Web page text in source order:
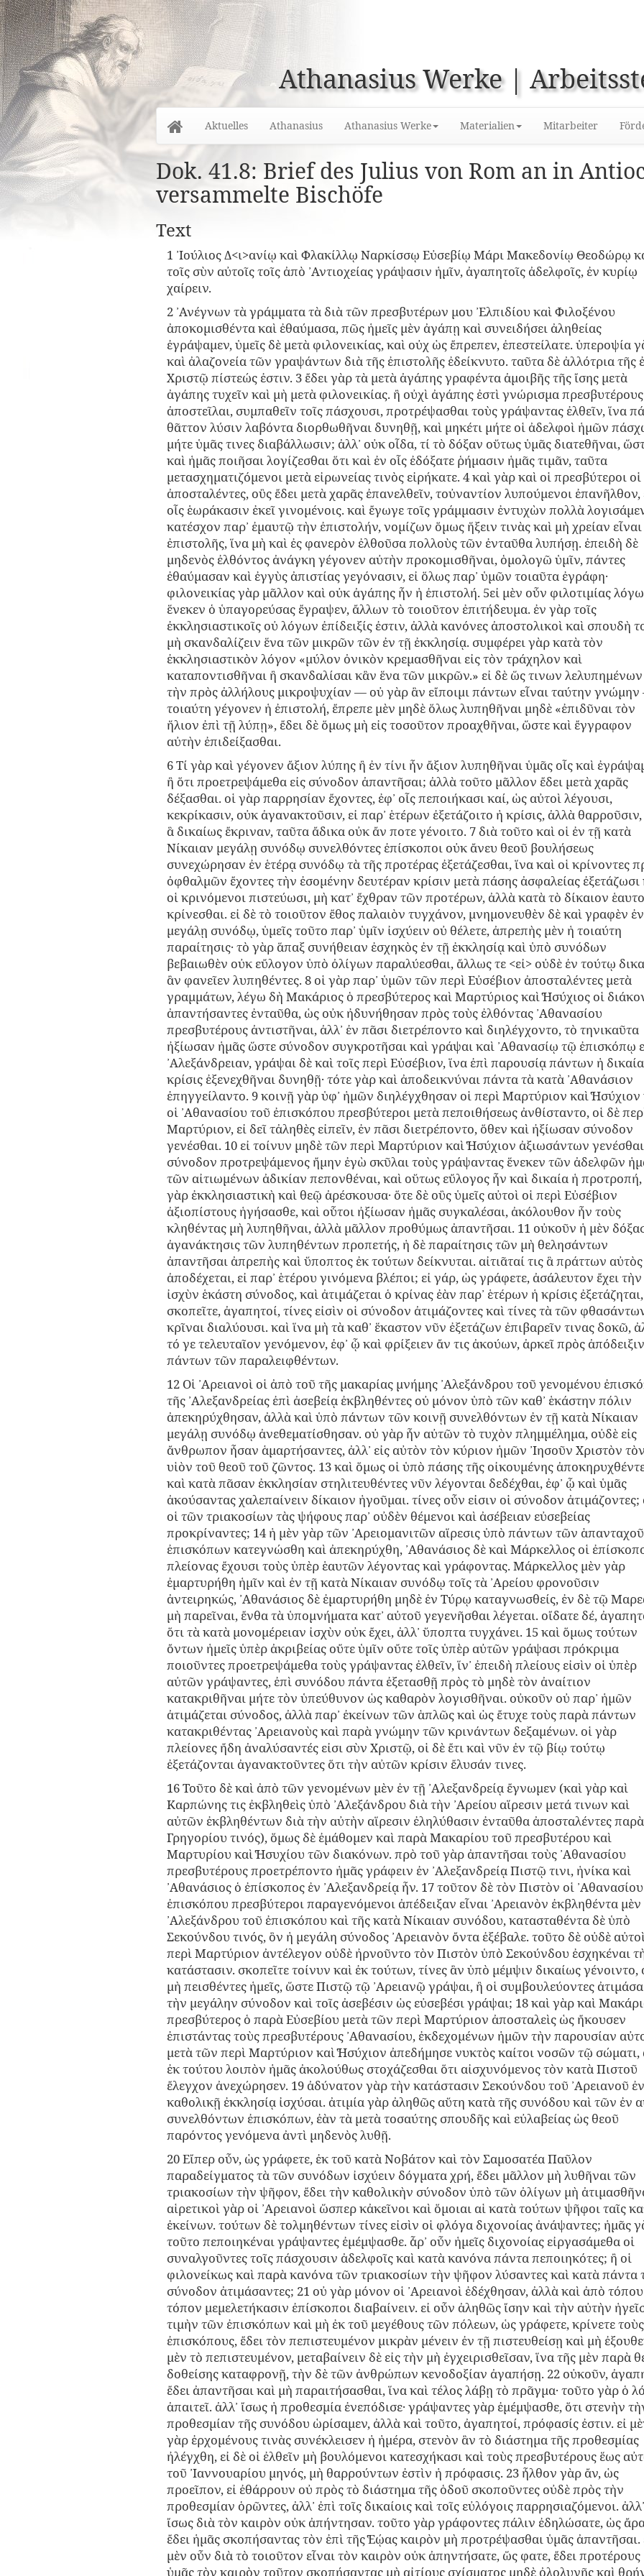
Athanasius Werke |
HomeAktuelles Athanasius Athanasius Werke Materialien Mitarbeiter
Dok. 41.8: Brief des Julius von Rom an in
versammelte Bischöfe
Text
1 ᾿Ιούλιος Δ<ι>ανίῳ καὶ Φλακίλλῳ Ναρκίσσῳ Εὐσεβίῳ Μάρι Μακεδονίῳ Θεοδώρῳ
τοῖς σὺν αὐτοῖς τοῖς ἀπὸ ᾿Αντιοχείας γράψασιν ἡμῖν, ἀγαπητοῖς ἀδελφοῖς, ἐν κυρίῳ
χαίρειν.
2 ᾿Ανέγνων τὰ γράμματα τὰ διὰ τῶν πρεσβυτέρων μου ᾿Ελπιδίου καὶ Φιλοξένου
ἀποκομισθέντα καὶ ἐθαύμασα, πῶς ἡμεῖς μὲν ἀγάπῃ καὶ συνειδήσει ἀληθείας
ἐγράψαμεν, ὑμεῖς δὲ μετὰ φιλονεικίας, καὶ οὐχ ὡς ἔπρεπεν, ἐπεστείλατε. ὑπεροψία
καὶ ἀλαζονεία τῶν γραψάντων διὰ τῆς ἐπιστολῆς ἐδείκνυτο. ταῦτα δὲ ἀλλότρια τῆς
Χριστῷ πίστεώς ἐστιν. 3 ἔδει γὰρ τὰ μετὰ ἀγάπης γραφέντα ἀμοιβῆς τῆς ἴσης μετὰ
ἀγάπης τυχεῖν καὶ μὴ μετὰ φιλονεικίας. ἢ οὐχὶ ἀγάπης ἐστὶ γνώρισμα πρεσβυτέρους
ἀποστεῖλαι, συμπαθεῖν τοῖς πάσχουσι, προτρέψασθαι τοὺς γράψαντας ἐλθεῖν, ἵνα
θᾶττον λύσιν λαβόντα διορθωθῆναι δυνηθῇ, καὶ μηκέτι μήτε οἱ ἀδελφοὶ ἡμῶν
μήτε ὑμᾶς τινες διαβάλλωσιν; ἀλλ᾽ οὐκ οἶδα, τί τὸ δόξαν οὕτως ὑμᾶς διατεθῆναι,
καὶ ἡμᾶς ποιῆσαι λογίζεσθαι ὅτι καὶ ἐν οἷς ἐδόξατε ῥήμασιν ἡμᾶς τιμᾶν, ταῦτα
μετασχηματιζόμενοι μετὰ εἰρωνείας τινὸς εἰρήκατε. 4 καὶ γὰρ καὶ οἱ πρεσβύτεροι οἱ
ἀποσταλέντες, οὓς ἔδει μετὰ χαρᾶς ἐπανελθεῖν, τοὐναντίον λυπούμενοι ἐπανῆλθον,
οἷς ἑωράκασιν ἐκεῖ γινομένοις. καὶ ἔγωγε τοῖς γράμμασιν ἐντυχὼν πολλὰ
κατέσχον παρ᾽ ἐμαυτῷ τὴν ἐπιστολήν, νομίζων ὅμως ἥξειν τινὰς καὶ μὴ χρείαν εἶναι
ἐπιστολῆς, ἵνα μὴ καὶ ἐς φανερὸν ἐλθοῦσα πολλοὺς τῶν ἐνταῦθα λυπήσῃ. ἐπειδὴ δὲ
μηδενὸς ἐλθόντος ἀνάγκη γέγονεν αὐτὴν προκομισθῆναι, ὁμολογῶ ὑμῖν, πάντες
ἐθαύμασαν καὶ ἐγγὺς ἀπιστίας γεγόνασιν, εἰ ὅλως παρ᾿ ὑμῶν τοιαῦτα ἐγράφη·
φιλονεικίας γὰρ μᾶλλον καὶ οὐκ ἀγάπης ἦν ἡ ἐπιστολή. 5εἰ μὲν οὖν φιλοτιμίας
ἕνεκεν ὁ ὑπαγορεύσας ἔγραψεν, ἄλλων τὸ τοιοῦτον ἐπιτήδευμα. ἐν γὰρ τοῖς
ἐκκλησιαστικοῖς οὐ λόγων ἐπίδειξίς ἐστιν, ἀλλὰ κανόνες ἀποστολικοὶ καὶ σπουδὴ
μὴ σκανδαλίζειν ἕνα τῶν μικρῶν τῶν ἐν τῇ ἐκκλησίᾳ. συμφέρει γὰρ κατὰ τὸν
ἐκκλησιαστικὸν λόγον «μύλον ὀνικὸν κρεμασθῆναι εἰς τὸν τράχηλον καὶ
καταποντισθῆναι ἢ σκανδαλίσαι κἂν ἕνα τῶν μικρῶν.» εἰ δὲ ὥς τινων λελυπημένων
τὴν πρὸς ἀλλήλους μικροψυχίαν ― οὐ γὰρ ἂν εἴποιμι πάντων εἶναι ταύτην
τοιαύτη γέγονεν ἡ ἐπιστολή, ἔπρεπε μὲν μηδὲ ὅλως λυπηθῆναι μηδὲ «ἐπιδῦναι τὸν
ἥλιον ἐπὶ τῇ λύπῃ», ἔδει δὲ ὅμως μὴ εἰς τοσοῦτον προαχθῆναι, ὥστε καὶ ἔγγραφον
αὐτὴν ἐπιδείξασθαι.
6 Τί γὰρ καὶ γέγονεν ἄξιον λύπης ἢ ἐν τίνι ἦν ἄξιον λυπηθῆναι ὑμᾶς οἷς καὶ
ἢ ὅτι προετρεψάμεθα εἰς σύνοδον ἀπαντῆσαι; ἀλλὰ τοῦτο μᾶλλον ἔδει μετὰ χαρᾶς
δέξασθαι. οἱ γὰρ παρρησίαν ἔχοντες, ἐφ᾽ οἷς πεποιήκασι καί, ὡς αὐτοὶ λέγουσι,
κεκρίκασιν, οὐκ ἀγανακτοῦσιν, εἰ παρ᾽ ἑτέρων ἐξετάζοιτο ἡ κρίσις, ἀλλὰ θαρροῦσιν,
ἃ δικαίως ἔκριναν, ταῦτα ἄδικα οὐκ ἄν ποτε γένοιτο. 7 διὰ τοῦτο καὶ οἱ ἐν τῇ κατὰ
Νίκαιαν μεγάλῃ συνόδῳ συνελθόντες ἐπίσκοποι οὐκ ἄνευ θεοῦ βουλήσεως
συνεχώρησαν ἐν ἑτέρᾳ συνόδῳ τὰ τῆς προτέρας ἐξετάζεσθαι, ἵνα καὶ οἱ κρίνοντες
ὀφθαλμῶν ἔχοντες τὴν ἐσομένην δευτέραν κρίσιν μετὰ πάσης ἀσφαλείας ἐξετάζωσι
οἱ κρινόμενοι πιστεύωσι, μὴ κατ᾽ ἔχθραν τῶν προτέρων, ἀλλὰ κατὰ τὸ δίκαιον
κρίνεσθαι. εἰ δὲ τὸ τοιοῦτον ἔθος παλαιὸν τυγχάνον, μνημονευθὲν δὲ καὶ γραφὲν
μεγάλῃ συνόδῳ, ὑμεῖς τοῦτο παρ᾽ ὑμῖν ἰσχύειν οὐ θέλετε, ἀπρεπὴς μὲν ἡ τοιαύτη
παραίτησις· τὸ γὰρ ἅπαξ συνήθειαν ἐσχηκὸς ἐν τῇ ἐκκλησίᾳ καὶ ὑπὸ συνόδων
βεβαιωθὲν οὐκ εὔλογον ὑπὸ ὀλίγων παραλύεσθαι, ἄλλως τε <εἰ> οὐδὲ ἐν τούτῳ
ἂν φανεῖεν λυπηθέντες. 8 οἱ γὰρ παρ᾿ ὑμῶν τῶν περὶ Εὐσέβιον ἀποσταλέντες μετὰ
γραμμάτων, λέγω δὴ Μακάριος ὁ πρεσβύτερος καὶ Μαρτύριος καὶ ̔Ησύχιος οἱ
ἀπαντήσαντες ἐνταῦθα, ὡς οὐκ ἠδυνήθησαν πρὸς τοὺς ἐλθόντας ᾿Αθανασίου
πρεσβυτέρους ἀντιστῆναι, ἀλλ᾽ ἐν πᾶσι διετρέποντο καὶ διηλέγχοντο, τὸ τηνικαῦτα
ἠξίωσαν ἡμᾶς ὥστε σύνοδον συγκροτῆσαι καὶ γράψαι καὶ ᾿Αθανασίῳ τῷ ἐπισκόπῳ
᾿Αλεξάνδρειαν, γράψαι δὲ καὶ τοῖς περὶ Εὐσέβιον, ἵνα ἐπὶ παρουσίᾳ πάντων ἡ δικαία
κρίσις ἐξενεχθῆναι δυνηθῇ· τότε γὰρ καὶ ἀποδεικνύναι πάντα τὰ κατὰ ᾿Αθανάσιον
ἐπηγγείλαντο. 9 κοινῇ γὰρ ὑφ᾽ ἡμῶν διηλέγχθησαν οἱ περὶ Μαρτύριον καὶ ̔Ησύχιον
οἱ ᾿Αθανασίου τοῦ ἐπισκόπου πρεσβύτεροι μετὰ πεποιθήσεως ἀνθίσταντο, οἱ δὲ
Μαρτύριον, εἰ δεῖ τἀληθὲς εἰπεῖν, ἐν πᾶσι διετρέποντο, ὅθεν καὶ ἠξίωσαν σύνοδον
γενέσθαι. 10 εἰ τοίνυν μηδὲ τῶν περὶ Μαρτύριον καὶ ̔Ησύχιον ἀξιωσάντων γενέσθαι
σύνοδον προτρεψάμενος ἤμην ἐγὼ σκῦλαι τοὺς γράψαντας ἕνεκεν τῶν ἀδελφῶν
τῶν αἰτιωμένων ἀδικίαν πεπονθέναι, καὶ οὕτως εὔλογος ἦν καὶ δικαία ἡ προτροπή,
γὰρ ἐκκλησιαστικὴ καὶ θεῷ ἀρέσκουσα· ὅτε δὲ οὓς ὑμεῖς αὐτοὶ οἱ περὶ Εὐσέβιον
ἀξιοπίστους ἡγήσασθε, καὶ οὗτοι ἠξίωσαν ἡμᾶς συγκαλέσαι, ἀκόλουθον ἦν τοὺς
κληθέντας μὴ λυπηθῆναι, ἀλλὰ μᾶλλον προθύμως ἀπαντῆσαι. 11 οὐκοῦν ἡ μὲν
ἀγανάκτησις τῶν λυπηθέντων προπετής, ἡ δὲ παραίτησις τῶν μὴ θελησάντων
ἀπαντῆσαι ἀπρεπὴς καὶ ὕποπτος ἐκ τούτων δείκνυται. αἰτιᾶταί τις ἃ πράττων αὐτὸς
ἀποδέχεται, εἰ παρ᾽ ἑτέρου γινόμενα βλέποι; εἰ γάρ, ὡς γράφετε, ἀσάλευτον ἔχει τὴν
ἰσχὺν ἑκάστη σύνοδος, καὶ ἀτιμάζεται ὁ κρίνας ἐὰν παρ᾽ ἑτέρων ἡ κρίσις ἐξετάζηται,
σκοπεῖτε, ἀγαπητοί, τίνες εἰσὶν οἱ σύνοδον ἀτιμάζοντες καὶ τίνες τὰ τῶν
κρῖναι διαλύουσι. καὶ ἵνα μὴ τὰ καθ᾽ ἕκαστον νῦν ἐξετάζων ἐπιβαρεῖν τινας δοκῶ,
τό γε τελευταῖον γενόμενον, ἐφ᾽ ᾧ καὶ φρίξειεν ἄν τις ἀκούων, ἀρκεῖ πρὸς ἀπόδειξιν
πάντων τῶν παραλειφθέντων.
12 Οἱ ᾿Αρειανοὶ οἱ ἀπὸ τοῦ τῆς μακαρίας μνήμης ᾿Αλεξάνδρου τοῦ γενομένου
τῆς ᾿Αλεξανδρείας ἐπὶ ἀσεβείᾳ ἐκβληθέντες οὐ μόνον ὑπὸ τῶν καθ᾽ ἑκάστην πόλιν
ἀπεκηρύχθησαν, ἀλλὰ καὶ ὑπὸ πάντων τῶν κοινῇ συνελθόντων ἐν τῇ κατὰ Νίκαιαν
μεγάλῃ συνόδῳ ἀνεθεματίσθησαν. οὐ γὰρ ἦν αὐτῶν τὸ τυχὸν πλημμέλημα, οὐδὲ εἰς
ἄνθρωπον ἦσαν ἁμαρτήσαντες, ἀλλ᾽ εἰς αὐτὸν τὸν κύριον ἡμῶν ᾿Ιησοῦν Χριστὸν τὸν
υἱὸν τοῦ θεοῦ τοῦ ζῶντος. 13 καὶ ὅμως οἱ ὑπὸ πάσης τῆς οἰκουμένης
καὶ κατὰ πᾶσαν ἐκκλησίαν στηλιτευθέντες νῦν λέγονται δεδέχθαι, ἐφ᾽ ᾧ καὶ ὑμᾶς
ἀκούσαντας χαλεπαίνειν δίκαιον ἡγοῦμαι. τίνες οὖν εἰσιν οἱ σύνοδον ἀτιμάζοντες;
οἱ τῶν τριακοσίων τὰς ψήφους παρ᾽ οὐδὲν θέμενοι καὶ ἀσέβειαν εὐσεβείας
προκρίναντες; 14 ἡ μὲν γὰρ τῶν ᾿Αρειομανιτῶν αἵρεσις ὑπὸ πάντων τῶν ἁπανταχοῦ
ἐπισκόπων κατεγνώσθη καὶ ἀπεκηρύχθη, ᾿Αθανάσιος δὲ καὶ Μάρκελλος οἱ
πλείονας ἔχουσι τοὺς ὑπὲρ ἑαυτῶν λέγοντας καὶ γράφοντας. Μάρκελλος μὲν γὰρ
ἐμαρτυρήθη ἡμῖν καὶ ἐν τῇ κατὰ Νίκαιαν συνόδῳ τοῖς τὰ ᾿Αρείου φρονοῦσιν
ἀντειρηκώς, ᾿Αθανάσιος δὲ ἐμαρτυρήθη μηδὲ ἐν Τύρῳ καταγνωσθείς, ἐν δὲ τῷ
μὴ παρεῖναι, ἔνθα τὰ ὑπομνήματα κατ᾽ αὐτοῦ γεγενῆσθαι λέγεται. οἴδατε δέ,
ὅτι τὰ κατὰ μονομέρειαν ἰσχὺν οὐκ ἔχει, ἀλλ᾽ ὕποπτα τυγχάνει. 15 καὶ ὅμως τούτων
ὄντων ἡμεῖς ὑπὲρ ἀκριβείας οὔτε ὑμῖν οὔτε τοῖς ὑπὲρ αὐτῶν γράψασι πρόκριμα
ποιοῦντες προετρεψάμεθα τοὺς γράψαντας ἐλθεῖν, ἵν᾽ ἐπειδὴ πλείους εἰσὶν οἱ ὑπὲρ
αὐτῶν γράψαντες, ἐπὶ συνόδου πάντα ἐξετασθῇ πρὸς τὸ μηδὲ τὸν ἀναίτιον
κατακριθῆναι μήτε τὸν ὑπεύθυνον ὡς καθαρὸν λογισθῆναι. οὐκοῦν οὐ παρ᾽ ἡμῶν
ἀτιμάζεται σύνοδος, ἀλλὰ παρ᾽ ἐκείνων τῶν ἁπλῶς καὶ ὡς ἔτυχε τοὺς παρὰ πάντων
κατακριθέντας ᾿Αρειανοὺς καὶ παρὰ γνώμην τῶν κρινάντων δεξαμένων. οἱ γὰρ
πλείονες ἤδη ἀναλύσαντές εἰσι σὺν Χριστῷ, οἱ δὲ ἔτι καὶ νῦν ἐν τῷ βίῳ τούτῳ
ἐξετάζονται ἀγανακτοῦντες ὅτι τὴν αὐτῶν κρίσιν ἔλυσάν τινες.
16 Τοῦτο δὲ καὶ ἀπὸ τῶν γενομένων μὲν ἐν τῇ ᾿Αλεξανδρείᾳ ἔγνωμεν (καὶ γὰρ καὶ
Καρπώνης τις ἐκβληθεὶς ὑπὸ ᾿Αλεξάνδρου διὰ τὴν ᾿Αρείου αἵρεσιν μετά τινων καὶ
αὐτῶν ἐκβληθέντων διὰ τὴν αὐτὴν αἵρεσιν ἐληλύθασιν ἐνταῦθα ἀποσταλέντες παρὰ
Γρηγορίου τινός), ὅμως δὲ ἐμάθομεν καὶ παρὰ Μακαρίου τοῦ πρεσβυτέρου καὶ
Μαρτυρίου καὶ ̔Ησυχίου τῶν διακόνων. πρὸ τοῦ γὰρ ἀπαντῆσαι τοὺς ᾿Αθανασίου
πρεσβυτέρους προετρέποντο ἡμᾶς γράφειν ἐν ᾿Αλεξανδρείᾳ Πιστῷ τινι, ἡνίκα καὶ
᾿Αθανάσιος ὁ ἐπίσκοπος ἐν ᾿Αλεξανδρείᾳ ἦν. 17 τοῦτον δὲ τὸν Πιστὸν οἱ
ἐπισκόπου πρεσβύτεροι παραγενόμενοι ἀπέδειξαν εἶναι ᾿Αρειανὸν ἐκβληθέντα
᾿Αλεξάνδρου τοῦ ἐπισκόπου καὶ τῆς κατὰ Νίκαιαν συνόδου, κατασταθέντα δὲ ὑπὸ
Σεκούνδου τινός, ὃν ἡ μεγάλη σύνοδος ᾿Αρειανὸν ὄντα ἐξέβαλε. τοῦτο δὲ οὐδὲ
περὶ Μαρτύριον ἀντέλεγον οὐδὲ ἠρνοῦντο τὸν Πιστὸν ὑπὸ Σεκούνδου ἐσχηκέναι
κατάστασιν. σκοπεῖτε τοίνυν καὶ ἐκ τούτων, τίνες ἂν ὑπὸ μέμψιν δικαίως γένοιντο,
μὴ πεισθέντες ἡμεῖς, ὥστε Πιστῷ τῷ ᾿Αρειανῷ γράψαι, ἢ οἱ συμβουλεύοντες
τὴν μεγάλην σύνοδον καὶ τοῖς ἀσεβέσιν ὡς εὐσεβέσι γράψαι; 18 καὶ γὰρ καὶ
πρεσβύτερος ὁ παρὰ Εὐσεβίου μετὰ τῶν περὶ Μαρτύριον ἀποσταλεὶς ὡς ἤκουσεν
ἐπιστάντας τοὺς πρεσβυτέρους ᾿Αθανασίου, ἐκδεχομένων ἡμῶν τὴν παρουσίαν
μετὰ τῶν περὶ Μαρτύριον καὶ ̔Ησύχιον ἀπεδήμησε νυκτὸς καίτοι νοσῶν τῷ σώματι,
ἐκ τούτου λοιπὸν ἡμᾶς ἀκολούθως στοχάζεσθαι ὅτι αἰσχυνόμενος τὸν κατὰ Πιστοῦ
ἔλεγχον ἀνεχώρησεν. 19 ἀδύνατον γὰρ τὴν κατάστασιν Σεκούνδου τοῦ ᾿Αρειανοῦ
καθολικῇ ἐκκλησίᾳ ἰσχύσαι. ἀτιμία γὰρ ἀληθῶς αὕτη κατὰ τῆς συνόδου καὶ τῶν ἐν
συνελθόντων ἐπισκόπων, ἐὰν τὰ μετὰ τοσαύτης σπουδῆς καὶ εὐλαβείας ὡς θεοῦ
παρόντος γενόμενα ἀντὶ μηδενὸς λυθῇ.
20 Εἴπερ οὖν, ὡς γράφετε, ἐκ τοῦ κατὰ Νοβάτον καὶ τὸν Σαμοσατέα Παῦλον
παραδείγματος τὰ τῶν συνόδων ἰσχύειν δόγματα χρή, ἔδει μᾶλλον μὴ λυθῆναι τῶν
τριακοσίων τὴν ψῆφον, ἔδει τὴν καθολικὴν σύνοδον ὑπὸ τῶν ὀλίγων μὴ
αἱρετικοὶ γὰρ οἱ ᾿Αρειανοὶ ὥσπερ κἀκεῖνοι καὶ ὅμοιαι αἱ κατὰ τούτων ψῆφοι ταῖς
ἐκείνων. τούτων δὲ τολμηθέντων τίνες εἰσὶν οἱ φλόγα διχονοίας ἀνάψαντες; ἡμᾶς
τοῦτο πεποιηκέναι γράψαντες ἐμέμψασθε. ἆρ᾽ οὖν ἡμεῖς διχονοίας εἰργασάμεθα οἱ
συναλγοῦντες τοῖς πάσχουσιν ἀδελφοῖς καὶ κατὰ κανόνα πάντα πεποιηκότες; ἢ οἱ
φιλονείκως καὶ παρὰ κανόνα τῶν τριακοσίων τὴν ψῆφον λύσαντες καὶ κατὰ πάντα
σύνοδον ἀτιμάσαντες; 21 οὐ γὰρ μόνον οἱ ᾿Αρειανοὶ ἐδέχθησαν, ἀλλὰ καὶ ἀπὸ τόπου
τόπον μεμελετήκασιν ἐπίσκοποι διαβαίνειν. εἰ οὖν ἀληθῶς ἴσην καὶ τὴν αὐτὴν
τιμὴν τῶν ἐπισκόπων καὶ μὴ ἐκ τοῦ μεγέθους τῶν πόλεων, ὡς γράφετε, κρίνετε τοὺς
ἐπισκόπους, ἔδει τὸν πεπιστευμένον μικρὰν μένειν ἐν τῇ πιστευθείσῃ καὶ μὴ
μὲν τὸ πεπιστευμένον, μεταβαίνειν δὲ εἰς τὴν μὴ ἐγχειρισθεῖσαν, ἵνα τῆς μὲν παρὰ
δοθείσης καταφρονῇ, τὴν δὲ τῶν ἀνθρώπων κενοδοξίαν ἀγαπήσῃ. 22 οὐκοῦν,
ἔδει ἀπαντῆσαι καὶ μὴ παραιτήσασθαι, ἵνα καὶ τέλος λάβῃ τὸ πρᾶγμα· τοῦτο γὰρ ὁ
ἀπαιτεῖ. ἀλλ᾽ ἴσως ἡ προθεσμία ἐνεπόδισε· γράψαντες γὰρ ἐμέμψασθε, ὅτι στενὴν
προθεσμίαν τῆς συνόδου ὡρίσαμεν, ἀλλὰ καὶ τοῦτο, ἀγαπητοί, πρόφασίς ἐστιν. εἰ
γὰρ ἐρχομένους τινὰς συνέκλεισεν ἡ ἡμέρα, στενὸν ἂν τὸ διάστημα τῆς προθεσμίας
ἠλέγχθη, εἰ δὲ οἱ ἐλθεῖν μὴ βουλόμενοι κατεσχήκασι καὶ τοὺς πρεσβυτέρους ἕως
τοῦ ᾿Ιαννουαρίου μηνός, μὴ θαρρούντων ἐστὶν ἡ πρόφασις. 23 ἦλθον γὰρ ἄν, ὡς
προεῖπον, εἰ ἐθάρρουν οὐ πρὸς τὸ διάστημα τῆς ὁδοῦ σκοποῦντες οὐδὲ πρὸς τὴν
προθεσμίαν ὁρῶντες, ἀλλ᾽ ἐπὶ τοῖς δικαίοις καὶ τοῖς εὐλόγοις παρρησιαζόμενοι. ἀλλ᾽
ἴσως διὰ τὸν καιρὸν οὐκ ἀπήντησαν. τοῦτο γὰρ γράφοντες πάλιν ἐδηλώσατε, ὡς
ἔδει ἡμᾶς σκοπήσαντας τὸν ἐπὶ τῆς ̔Εῴας καιρὸν μὴ προτρέψασθαι ὑμᾶς ἀπαντῆσαι.
μὲν οὖν διὰ τὸ τοιοῦτον εἶναι τὸν καιρὸν οὐκ ἀπηντήσατε, ὥς φατε, ἔδει προτέρους
ὑμᾶς τὸν καιρὸν τοῦτον σκοπήσαντας μὴ αἰτίους σχίσματος μηδὲ ὀλολυγῆς καὶ